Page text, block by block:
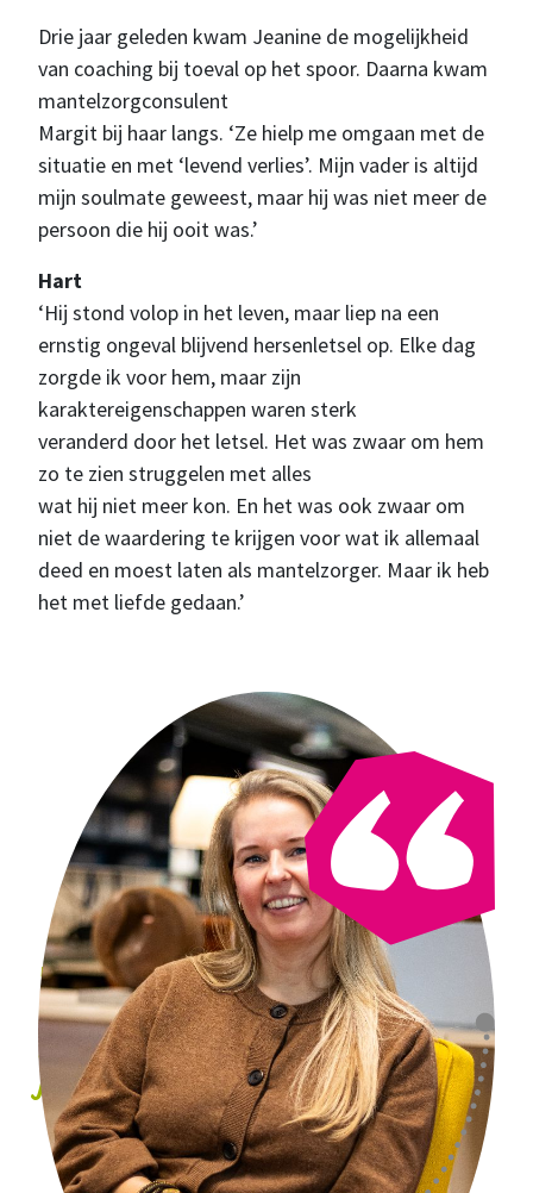
Drie jaar geleden kwam Jeanine de mogelijkheid
van coaching bij toeval op het spoor. Daarna kwam
mantelzorgconsulent
Margit bij haar langs. ‘Ze hielp me omgaan met de
situatie en met ‘levend verlies’. Mijn vader is altijd
mijn soulmate geweest, maar hij was niet meer de
persoon die hij ooit was.’
Hart
‘Hij stond volop in het leven, maar liep na een
ernstig ongeval blijvend hersenletsel op. Elke dag
zorgde ik voor hem, maar zijn
karaktereigenschappen waren sterk
veranderd door het letsel. Het was zwaar om hem
zo te zien struggelen met alles
wat hij niet meer kon. En het was ook zwaar om
niet de waardering te krijgen voor wat ik allemaal
deed en moest laten als mantelzorger. Maar ik heb
het met liefde gedaan.’
"Iedereen heeft iemand
nodig die
luistert en er echt voor
je is."